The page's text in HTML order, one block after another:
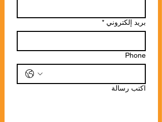
بريد إلكتروني *
Phone
اكتب رسالة